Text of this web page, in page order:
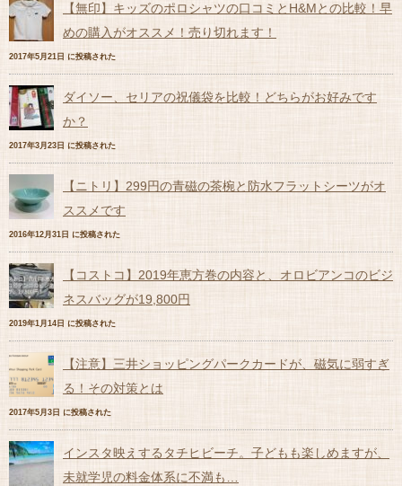
【無印】キッズのポロシャツの口コミとH&Mとの比較！早
めの購入がオススメ！売り切れます！
2017年5月21日 に投稿された
ダイソー、セリアの祝儀袋を比較！どちらがお好みです
か？
2017年3月23日 に投稿された
【ニトリ】299円の青磁の茶椀と防水フラットシーツがオ
ススメです
2016年12月31日 に投稿された
【コストコ】2019年恵方巻の内容と、オロビアンコのビジ
ネスバッグが19,800円
2019年1月14日 に投稿された
【注意】三井ショッピングパークカードが、磁気に弱すぎ
る！その対策とは
2017年5月3日 に投稿された
インスタ映えするタチヒビーチ。子どもも楽しめますが、
未就学児の料金体系に不満も…